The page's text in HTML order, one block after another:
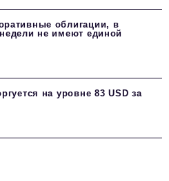
облигации, в
не имеют единой
на уровне 83 USD за